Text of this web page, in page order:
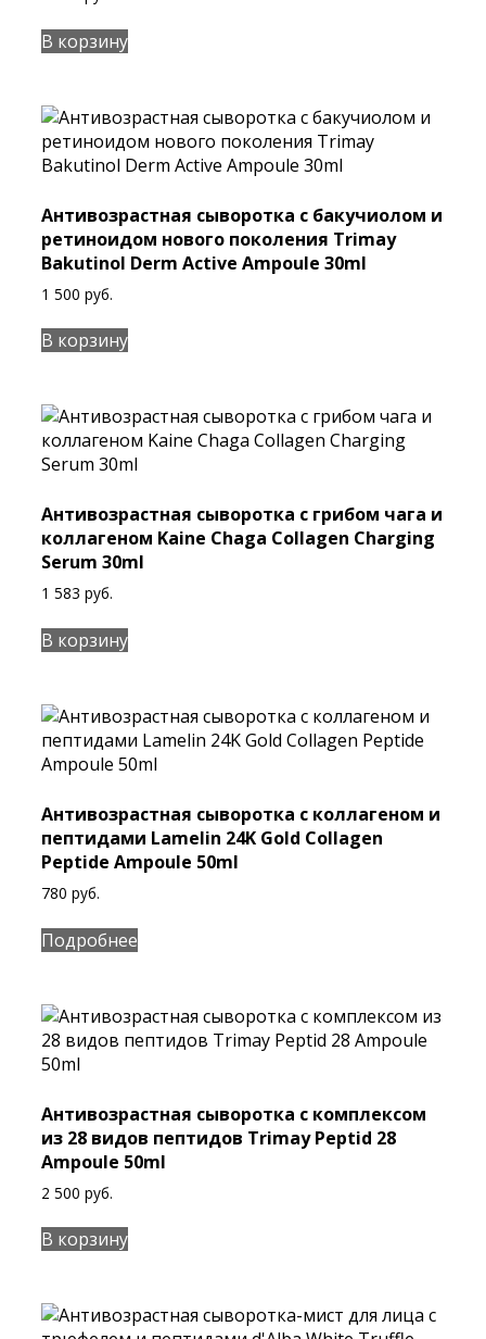
В корзину
Антивозрастная сыворотка с бакучиолом и
ретиноидом нового поколения Trimay
Bakutinol Derm Active Ampoule 30ml
1 500 руб.
В корзину
Антивозрастная сыворотка с грибом чага и
коллагеном Kaine Chaga Collagen Charging
Serum 30ml
1 583 руб.
В корзину
Антивозрастная сыворотка с коллагеном и
пептидами Lamelin 24K Gold Collagen
Peptide Ampoule 50ml
780 руб.
Подробнее
Антивозрастная сыворотка с комплексом
из 28 видов пептидов Trimay Peptid 28
Ampoule 50ml
2 500 руб.
В корзину